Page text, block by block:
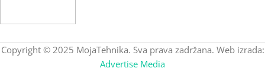
Copyright © 2025 MojaTehnika. Sva prava zadržana. Web izrada:
Advertise Media